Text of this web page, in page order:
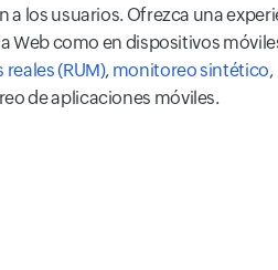
a los usuarios. Ofrezca una
Web como en dispositivos
(RUM), monitoreo sintético,
de aplicaciones móviles.